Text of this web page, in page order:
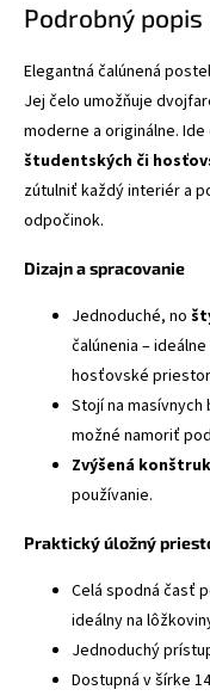
Podrobný popis
Elegantná čalúnená
Jej čelo umožňuje
moderne a originálne.
študentských či
zútulniť každý interiér a
odpočinok.
Dizajn a spracovanie
Jednoduché, no
čalúnenia –
hosťovské
Stojí na
možné namoriť
Zvýšená
používanie.
Praktický úložný
Celá spodná časť
ideálny na
Jednoduchý
Dostupná v šírke